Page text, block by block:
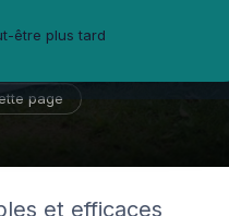
page
et efficaces
être plus tard